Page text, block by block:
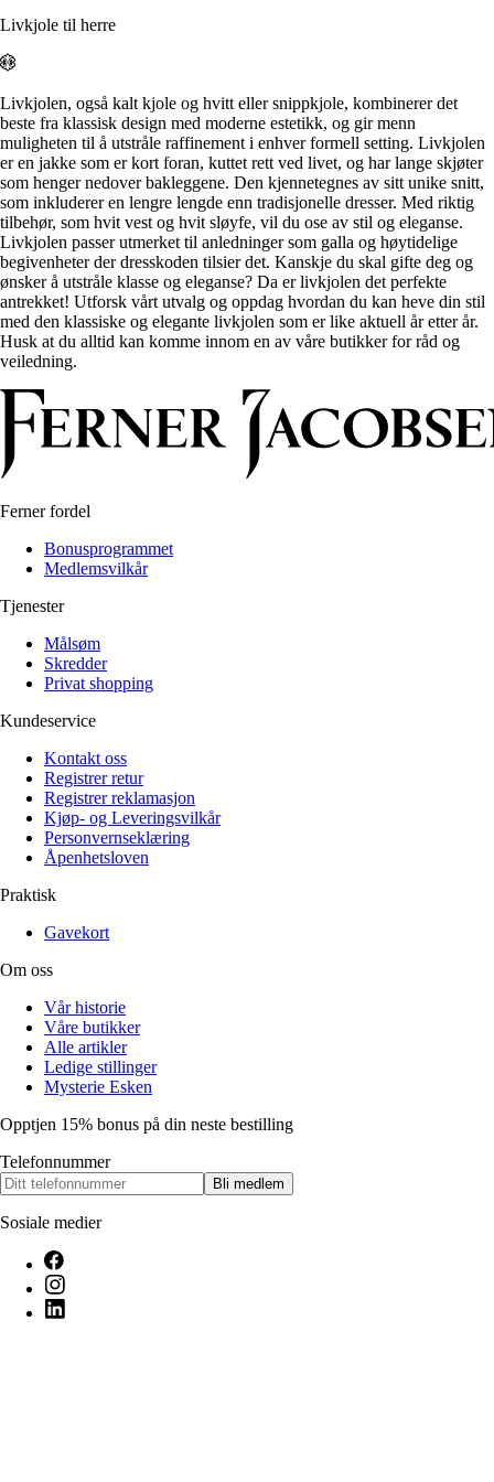
Klær
Tips og triks
Lukk
Klær
Tips og triks
Målsøm
Lukk
Livkjole til herre
Livkjolen, også kalt kjole og hvitt eller snippkjole, kombinerer det
beste fra klassisk design med moderne estetikk, og gir menn
muligheten til å utstråle raffinement i enhver formell setting. Livkjolen
er en jakke som er kort foran, kuttet rett ved livet, og har lange skjøter
som henger nedover bakleggene. Den kjennetegnes av sitt unike snitt,
som inkluderer en lengre lengde enn tradisjonelle dresser. Med riktig
tilbehør, som hvit vest og hvit sløyfe, vil du ose av stil og eleganse.
Livkjolen passer utmerket til anledninger som galla og høytidelige
begivenheter der dresskoden tilsier det. Kanskje du skal gifte deg og
ønsker å utstråle klasse og eleganse? Da er livkjolen det perfekte
antrekket! Utforsk vårt utvalg og oppdag hvordan du kan heve din stil
med den klassiske og elegante livkjolen som er like aktuell år etter år.
Husk at du alltid kan komme innom en av våre butikker for råd og
veiledning.
Ferner fordel
Bonusprogrammet
Medlemsvilkår
Tjenester
Målsøm
Skredder
Privat shopping
Kundeservice
Kontakt oss
Registrer retur
Registrer reklamasjon
Kjøp- og Leveringsvilkår
Personvernseklæring
Åpenhetsloven
Praktisk
Gavekort
Om oss
Vår historie
Våre butikker
Alle artikler
Ledige stillinger
Mysterie Esken
Opptjen 15% bonus på din neste bestilling
Telefonnummer
Bli medlem
Sosiale medier